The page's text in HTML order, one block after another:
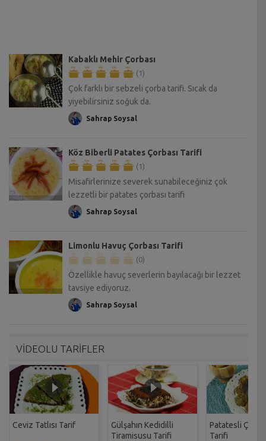
Kabaklı Mehir Çorbası
(1)
Çok farklı bir sebzeli çorba tarifi. Sıcak da
yiyebilirsiniz soğuk da.
Sahrap Soysal
Köz Biberli Patates Çorbası Tarifi
(1)
Misafirlerinize severek sunabileceğiniz çok
lezzetli bir patates çorbası tarifi
Sahrap Soysal
Limonlu Havuç Çorbası Tarifi
(0)
Özellikle havuç severlerin bayılacağı bir lezzet
tavsiye ediyoruz.
Sahrap Soysal
VİDEOLU TARİFLER
Ceviz Tatlısı Tarif
Gülşahın Kedidilli
Tiramisusu Tarifi
Patatesli Çıtır
Tarifi